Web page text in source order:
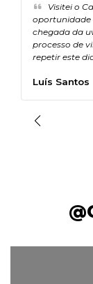
Visitei o
oportunidade
chegada da
processo de
repetir este
Luís Santos